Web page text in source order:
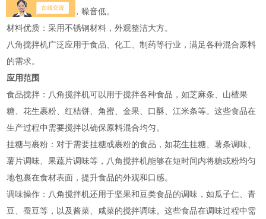
‌低噪音‌：转动平稳，噪音低。
‌材料优质‌：采用不锈钢材料，外观整洁大方‌。
八角搅拌机广泛应用于食品、化工、制药等行业，满足各种混合原料
的需求‌。
应用范围
‌食品搅拌‌：八角搅拌机可以用于搅拌各种食品，如芝麻条、山楂果
糖、花生裹粉、红桔饼、角蜜、金果、口酥、江米条等。这些食品在
生产过程中需要搅拌以确保原料混合均匀‌。
‌挂糖与裹粉‌：对于需要挂糖或裹粉的食品，如花生挂糖、薯条调味、
薯片调味、果蔬片调味等，八角搅拌机能够在短时间内将糖或粉均匀
地包裹在食材表面，提升食品的外观和口感‌。
‌调味操作‌：八角搅拌机还用于坚果和豆类食品的调味，如瓜子仁、青
豆、蚕豆等，以及酱菜、咸菜的搅拌调味。这些食品在调味过程中需